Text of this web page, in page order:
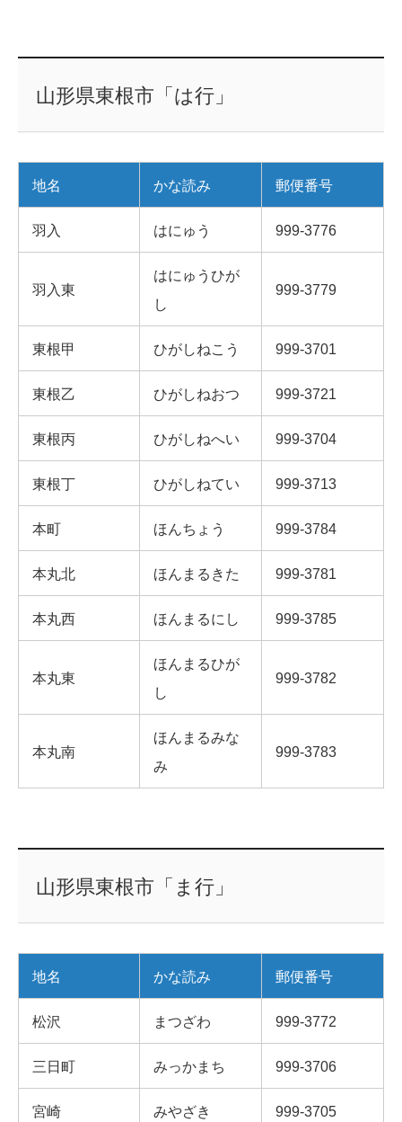
山形県東根市「は行」
地名 かな読み 郵便番号
羽入 はにゅう 999-3776
羽入東
はにゅうひが
し
999-3779
東根甲 ひがしねこう 999-3701
東根乙 ひがしねおつ 999-3721
東根丙 ひがしねへい 999-3704
東根丁 ひがしねてい 999-3713
本町 ほんちょう 999-3784
本丸北 ほんまるきた 999-3781
本丸西 ほんまるにし 999-3785
本丸東
ほんまるひが
し
999-3782
本丸南
ほんまるみな
み
999-3783
山形県東根市「ま行」
地名 かな読み 郵便番号
松沢 まつざわ 999-3772
三日町 みっかまち 999-3706
宮崎 みやざき 999-3705